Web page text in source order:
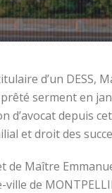
d’un DESS,
prêté serment en
d’avocat depuis
et droit des
de Maître
de